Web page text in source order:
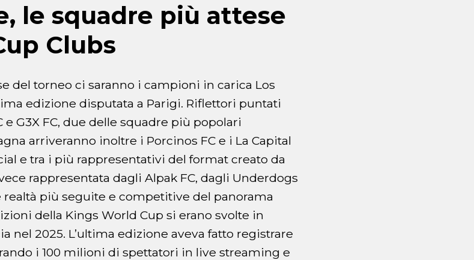
le squadre più attese
Clubs
del torneo ci saranno i campioni in carica Los
edizione disputata a Parigi. Riflettori puntati
G3X FC, due delle squadre più popolari
arriveranno inoltre i Porcinos FC e i La Capital
e tra i più rappresentativi del format creato da
rappresentata dagli Alpak FC, dagli Underdogs
realtà più seguite e competitive del panorama
della Kings World Cup si erano svolte in
nel 2025. L’ultima edizione aveva fatto registrare
i 100 milioni di spettatori in live streaming e